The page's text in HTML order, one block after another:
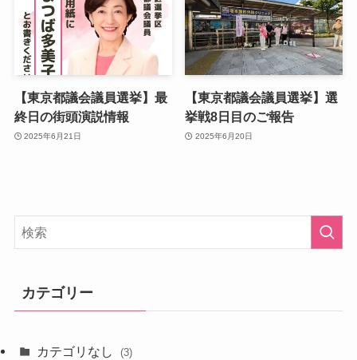
【東京都議会議員選挙】最
終日の街頭演説情報
2025年6月21日
【東京都議会議員選挙】選
挙戦8日目のご報告
2025年6月20日
カテゴリー
カテゴリなし (3)